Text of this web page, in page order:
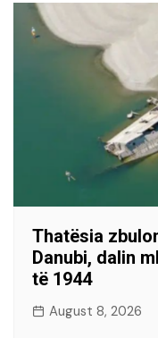
Thatësia
Danubi, dalin
të 1944
August 8, 2026